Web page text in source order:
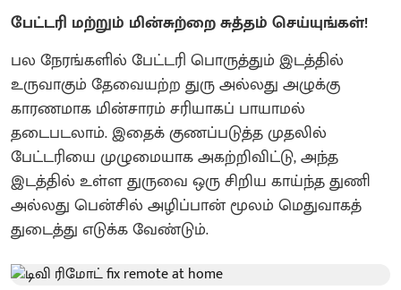
பேட்டரி மற்றும் மின்சுற்றை சுத்தம் செய்யுங்கள்!
பல நேரங்களில் பேட்டரி பொருத்தும் இடத்தில்
உருவாகும் தேவையற்ற துரு அல்லது அழுக்கு
காரணமாக மின்சாரம் சரியாகப் பாயாமல்
தடைபடலாம். இதைக் குணப்படுத்த முதலில்
பேட்டரியை முழுமையாக அகற்றிவிட்டு, அந்த
இடத்தில் உள்ள துருவை ஒரு சிறிய காய்ந்த துணி
அல்லது பென்சில் அழிப்பான் மூலம் மெதுவாகத்
துடைத்து எடுக்க வேண்டும்.